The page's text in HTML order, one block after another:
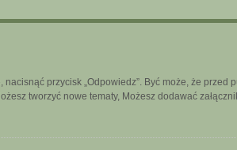
przycisk „Odpowiedz”. Być może, że
tworzyć nowe tematy, Możesz dodawać